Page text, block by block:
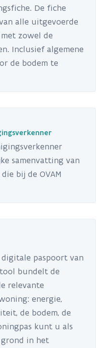
De fiche
alle uitgevoerde
zowel de
Inclusief algemene
de bodem te
samenvatting van
bij de OVAM
paspoort van
bundelt de
relevante
energie,
de bodem, de
kunt u als
in het